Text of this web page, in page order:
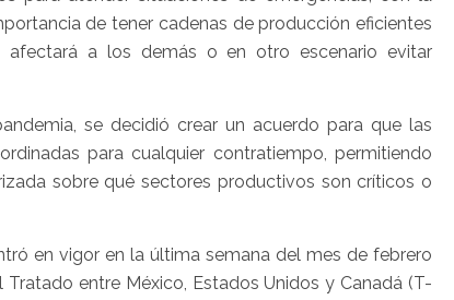
de tener cadenas de producción eficientes
a los demás o en otro escenario evitar
se decidió crear un acuerdo para que las
para cualquier contratiempo, permitiendo
sobre qué sectores productivos son críticos o
en vigor en la última semana del mes de febrero
entre México, Estados Unidos y Canadá (T-